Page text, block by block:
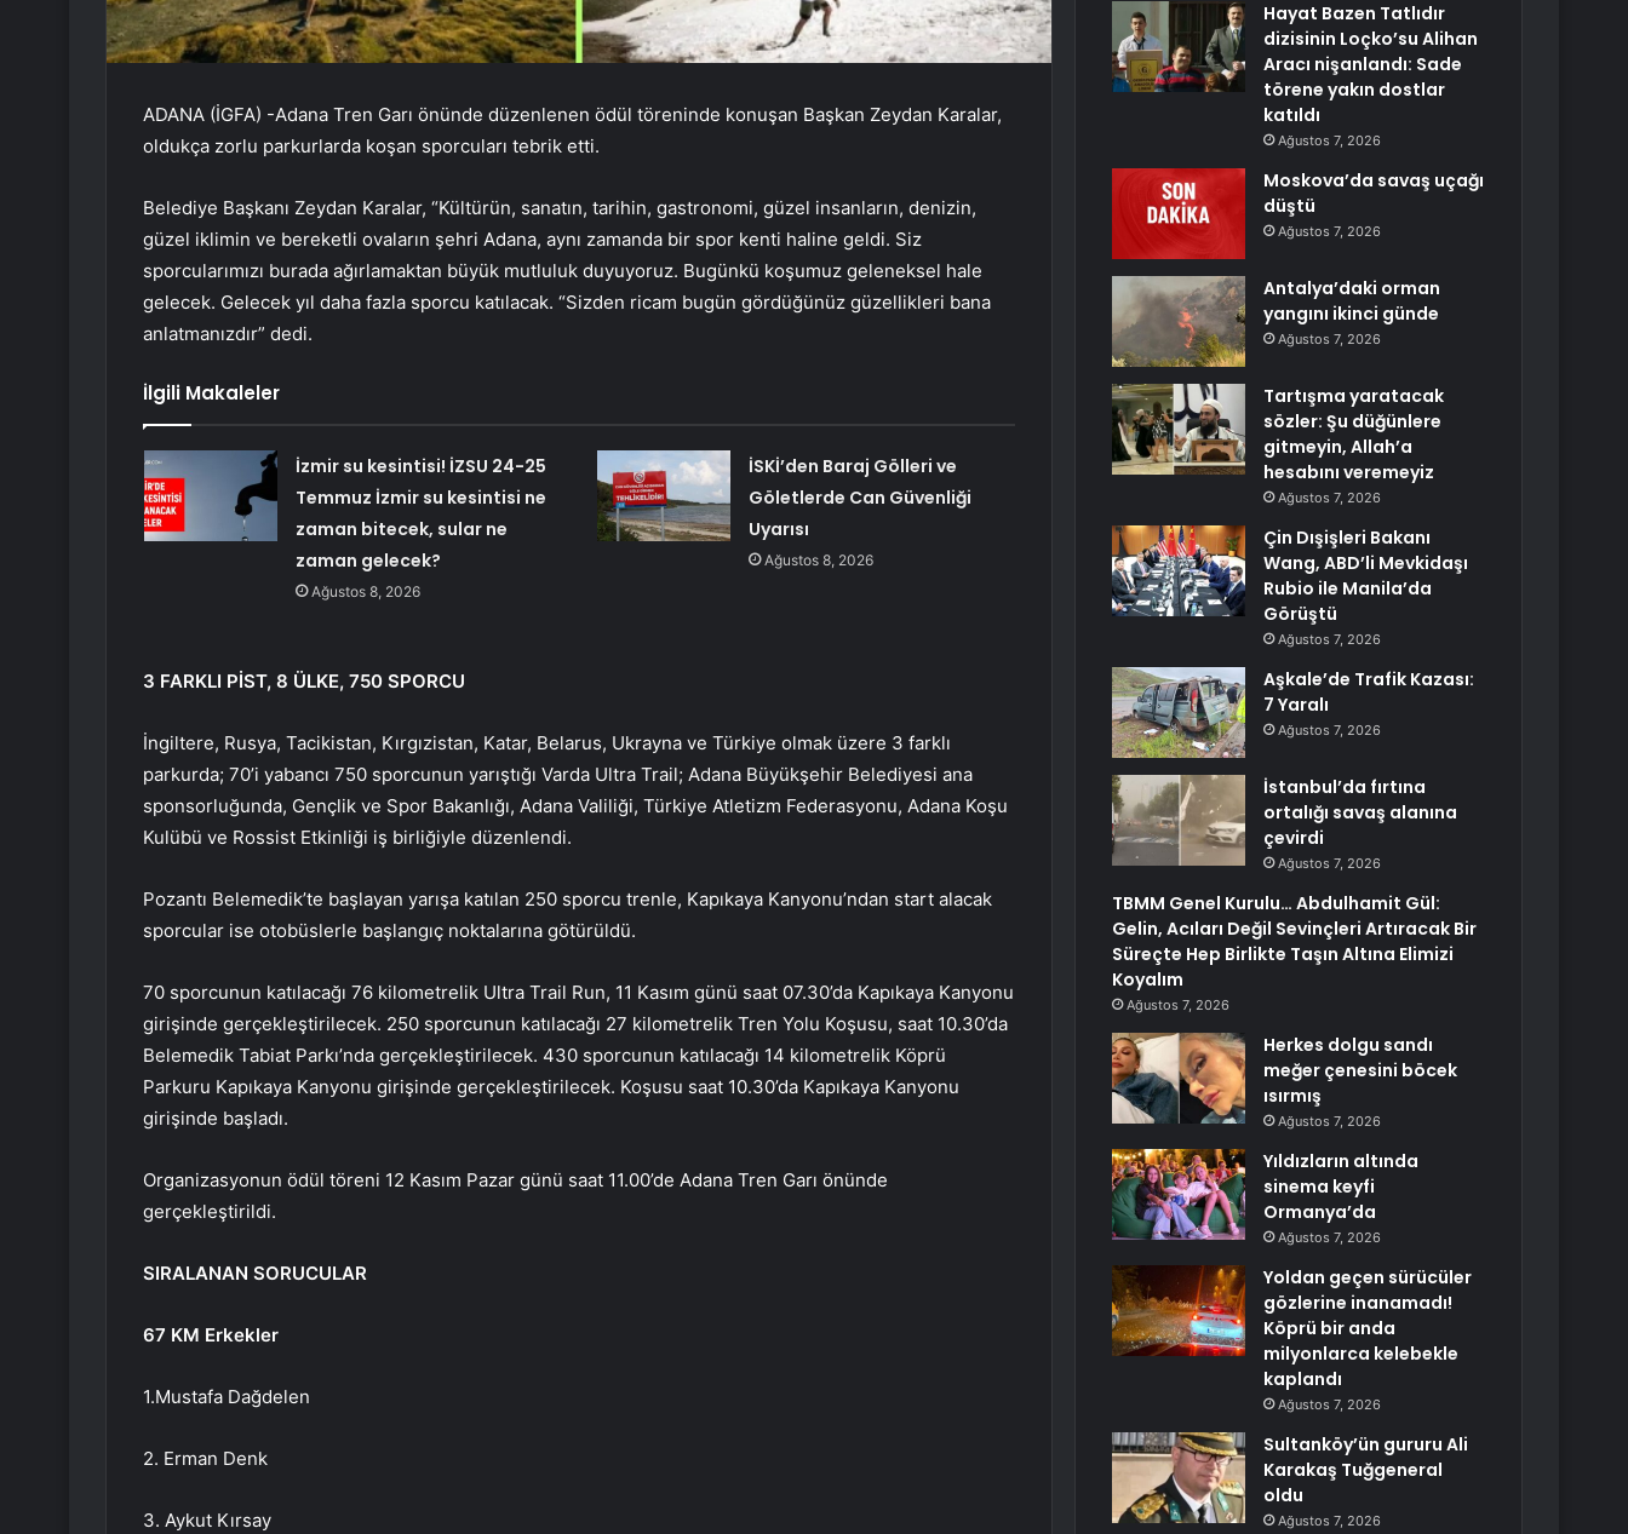
ADANA (İGFA) -Adana Tren Garı önünde düzenlenen ödül töreninde konuşan Başkan Zeydan Karalar,
oldukça zorlu parkurlarda koşan sporcuları tebrik etti.
Belediye Başkanı Zeydan Karalar, “Kültürün, sanatın, tarihin, gastronomi, güzel insanların, denizin,
güzel iklimin ve bereketli ovaların şehri Adana, aynı zamanda bir spor kenti haline geldi. Siz
sporcularımızı burada ağırlamaktan büyük mutluluk duyuyoruz. Bugünkü koşumuz geleneksel hale
gelecek. Gelecek yıl daha fazla sporcu katılacak. “Sizden ricam bugün gördüğünüz güzellikleri bana
anlatmanızdır” dedi.
İlgili Makaleler
İzmir su kesintisi! İZSU 24-25
Temmuz İzmir su kesintisi ne
zaman bitecek, sular ne
zaman gelecek?
Ağustos 8, 2026
İSKİ’den Baraj Gölleri ve
Göletlerde Can Güvenliği
Uyarısı
Ağustos 8, 2026
3 FARKLI PİST, 8 ÜLKE, 750 SPORCU
İngiltere, Rusya, Tacikistan, Kırgızistan, Katar, Belarus, Ukrayna ve Türkiye olmak üzere 3 farklı
parkurda; 70’i yabancı 750 sporcunun yarıştığı Varda Ultra Trail; Adana Büyükşehir Belediyesi ana
sponsorluğunda, Gençlik ve Spor Bakanlığı, Adana Valiliği, Türkiye Atletizm Federasyonu, Adana Koşu
Kulübü ve Rossist Etkinliği iş birliğiyle düzenlendi.
Pozantı Belemedik’te başlayan yarışa katılan 250 sporcu trenle, Kapıkaya Kanyonu’ndan start alacak
sporcular ise otobüslerle başlangıç ​​noktalarına götürüldü.
70 sporcunun katılacağı 76 kilometrelik Ultra Trail Run, 11 Kasım günü saat 07.30’da Kapıkaya Kanyonu
girişinde gerçekleştirilecek. 250 sporcunun katılacağı 27 kilometrelik Tren Yolu Koşusu, saat 10.30’da
Belemedik Tabiat Parkı’nda gerçekleştirilecek. 430 sporcunun katılacağı 14 kilometrelik Köprü
Parkuru Kapıkaya Kanyonu girişinde gerçekleştirilecek. Koşusu saat 10.30’da Kapıkaya Kanyonu
girişinde başladı.
Organizasyonun ödül töreni 12 Kasım Pazar günü saat 11.00’de Adana Tren Garı önünde
gerçekleştirildi.
SIRALANAN SORUCULAR
67 KM Erkekler
1.Mustafa Dağdelen
2. Erman Denk
3. Aykut Kırsay
Hayat Bazen Tatlıdır
dizisinin Loçko’su Alihan
Aracı nişanlandı: Sade
törene yakın dostlar
katıldı
Ağustos 7, 2026
Moskova’da savaş uçağı
düştü
Ağustos 7, 2026
Antalya’daki orman
yangını ikinci günde
Ağustos 7, 2026
Tartışma yaratacak
sözler: Şu düğünlere
gitmeyin, Allah’a
hesabını veremeyiz
Ağustos 7, 2026
Çin Dışişleri Bakanı
Wang, ABD’li Mevkidaşı
Rubio ile Manila’da
Görüştü
Ağustos 7, 2026
Aşkale’de Trafik Kazası:
7 Yaralı
Ağustos 7, 2026
İstanbul’da fırtına
ortalığı savaş alanına
çevirdi
Ağustos 7, 2026
TBMM Genel Kurulu… Abdulhamit Gül:
Gelin, Acıları Değil Sevinçleri Artıracak Bir
Süreçte Hep Birlikte Taşın Altına Elimizi
Koyalım
Ağustos 7, 2026
Herkes dolgu sandı
meğer çenesini böcek
ısırmış
Ağustos 7, 2026
Yıldızların altında
sinema keyfi
Ormanya’da
Ağustos 7, 2026
Yoldan geçen sürücüler
gözlerine inanamadı!
Köprü bir anda
milyonlarca kelebekle
kaplandı
Ağustos 7, 2026
Sultanköy’ün gururu Ali
Karakaş Tuğgeneral
oldu
Ağustos 7, 2026